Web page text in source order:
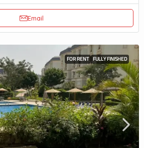
Email
FOR RENT FULLY FINISHED